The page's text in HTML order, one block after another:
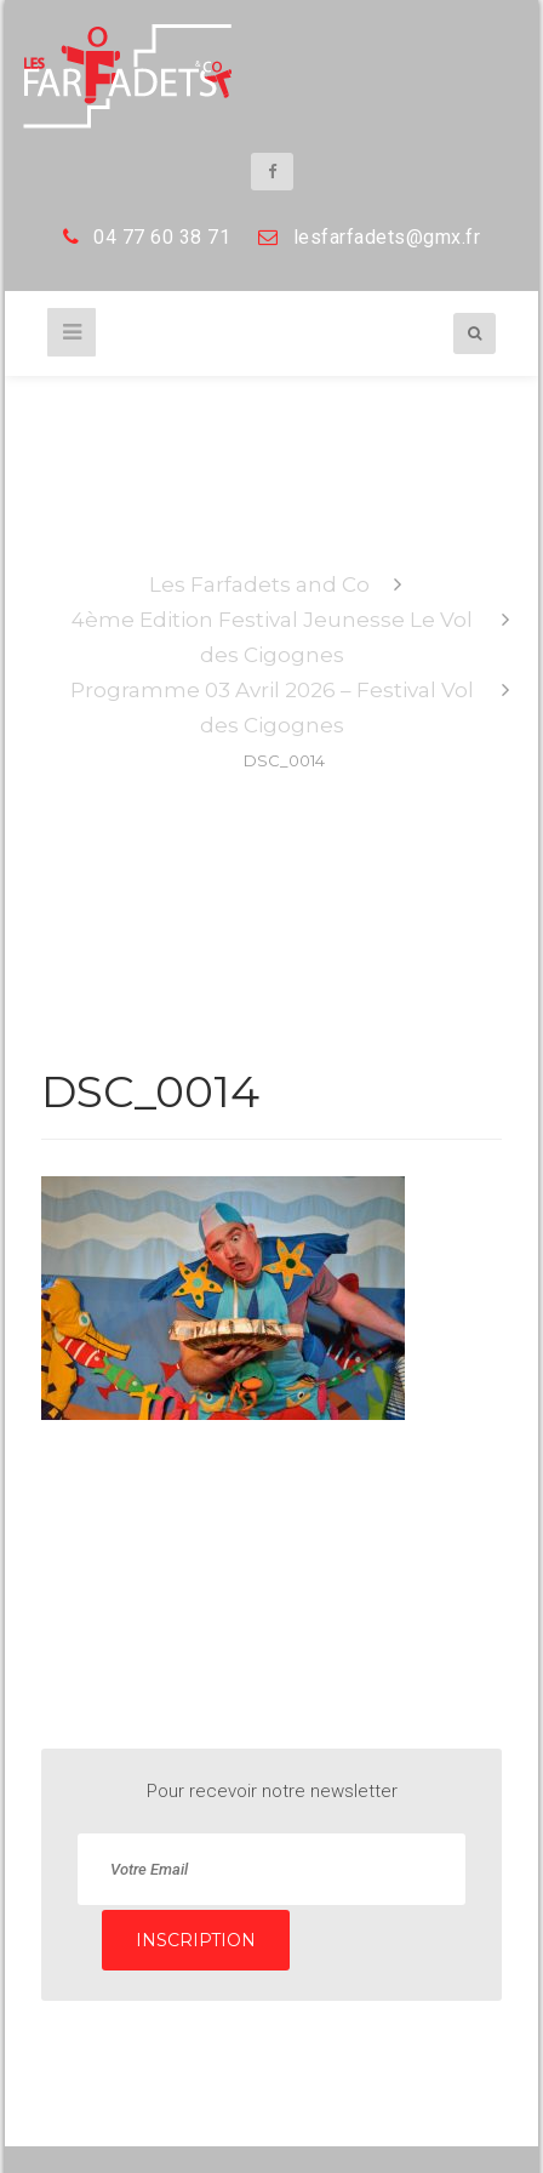
04 77 60 38 71 lesfarfadets@gmx.fr
Les Farfadets and Co
4ème Edition Festival Jeunesse Le Vol
des Cigognes
Programme 03 Avril 2026 – Festival Vol
des Cigognes
DSC_0014
DSC_0014
Pour recevoir notre newsletter
INSCRIPTION